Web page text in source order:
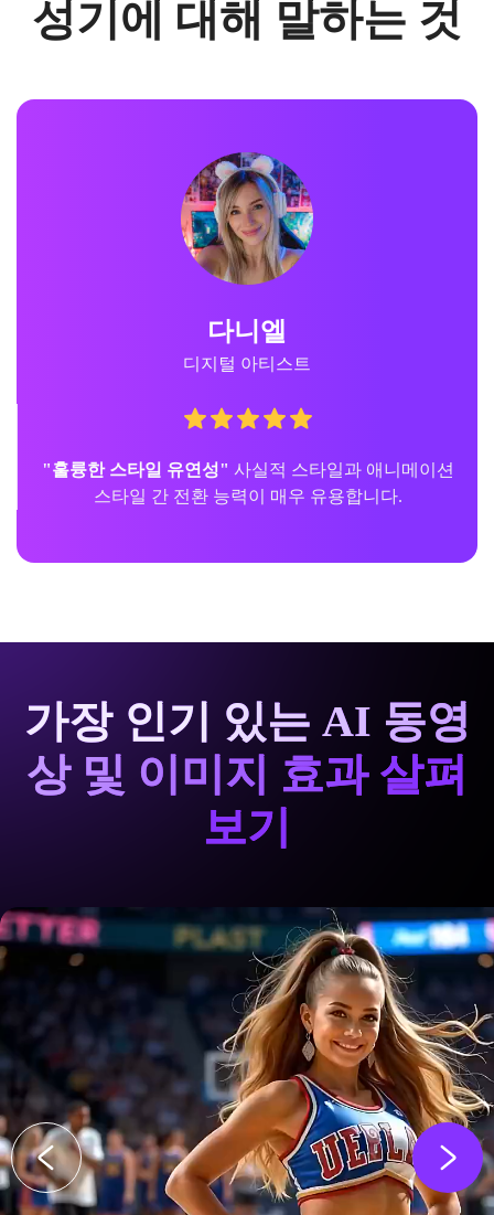
성기에 대해 말하는 것
다니엘
디지털 아티스트
"훌륭한 스타일 유연성" 사실적 스타일과 애니메이션
스타일 간 전환 능력이 매우 유용합니다.
가장 인기 있는 AI 동영
상 및 이미지 효과 살펴
보기